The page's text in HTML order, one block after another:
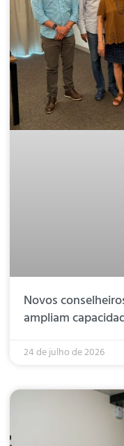
Novos
ampliam
24 de julho de 2026